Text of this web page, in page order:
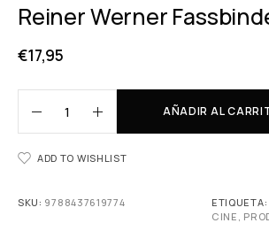
Reiner Werner
€17,95
AÑADIR AL
ADD TO WISHLIST
SKU: 9788437619774 ETIQUETA:
CINE,